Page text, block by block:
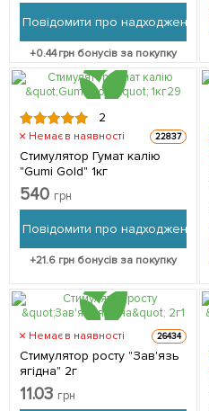
Повідомити про надходження
+0.44грн бонусів за покупку
2
Немає в наявності 22837
Стимулятор Гумат калію
"Gumi Gold" 1кг
540 грн
Повідомити про надходження
+21.6 грн бонусів за покупку
Немає в наявності 26434
Стимулятор росту "Зав'язь
ягідна" 2г
11.03 грн